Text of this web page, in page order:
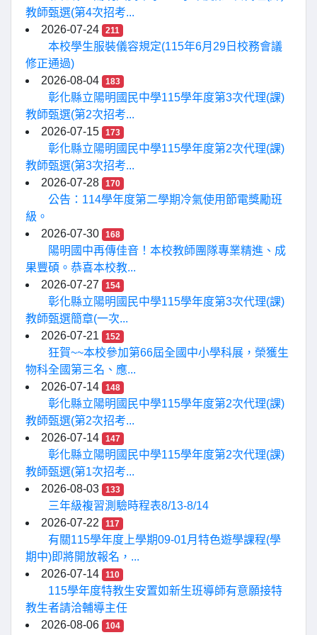
教師甄選(第4次招考...
2026-07-24
211
本校學生服裝儀容規定(115年6月29日校務會議
修正通過)
2026-08-04
183
彰化縣立陽明國民中學115學年度第3次代理(課)
教師甄選(第2次招考...
2026-07-15
173
彰化縣立陽明國民中學115學年度第2次代理(課)
教師甄選(第3次招考...
2026-07-28
170
公告：114學年度第二學期冷氣使用節電獎勵班
級。
2026-07-30
168
陽明國中再傳佳音！本校教師團隊專業精進、成
果豐碩。恭喜本校教...
2026-07-27
154
彰化縣立陽明國民中學115學年度第3次代理(課)
教師甄選簡章(一次...
2026-07-21
152
狂賀~~本校參加第66屆全國中小學科展，榮獲生
物科全國第三名、應...
2026-07-14
148
彰化縣立陽明國民中學115學年度第2次代理(課)
教師甄選(第2次招考...
2026-07-14
147
彰化縣立陽明國民中學115學年度第2次代理(課)
教師甄選(第1次招考...
2026-08-03
133
三年級複習測驗時程表8/13-8/14
2026-07-22
117
有關115學年度上學期09-01月特色遊學課程(學
期中)即將開放報名，...
2026-07-14
110
115學年度特教生安置如新生班導師有意願接特
教生者請洽輔導主任
2026-08-06
104